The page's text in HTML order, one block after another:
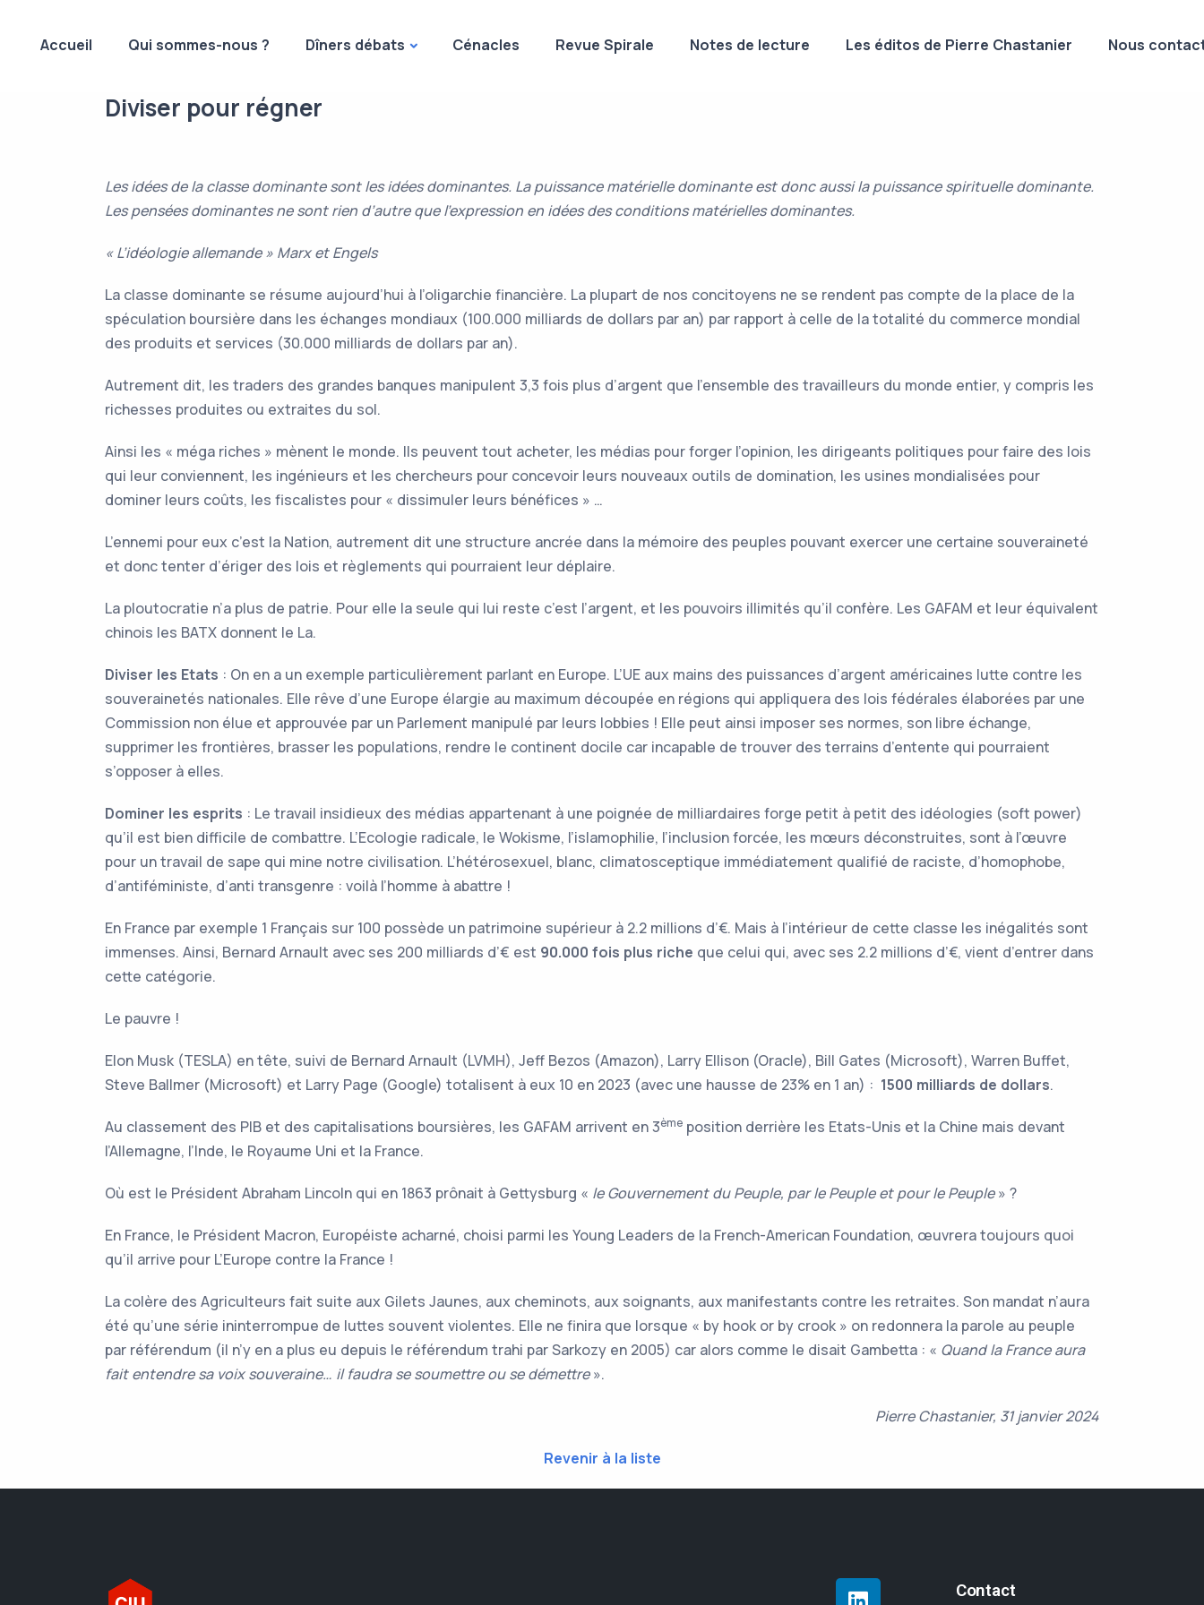
Accueil Qui sommes-nous ? Dîners débats Cénacles Revue Spirale Notes de lecture Les éditos de Pierre Chastanier Nous
Diviser pour régner
Les idées de la classe dominante sont les idées dominantes. La puissance matérielle dominante est donc aussi la puissance spirituelle dominante.
Les pensées dominantes ne sont rien d’autre que l’expression en idées des conditions matérielles dominantes.
« L’idéologie allemande » Marx et Engels
La classe dominante se résume aujourd’hui à l’oligarchie financière. La plupart de nos concitoyens ne se rendent pas compte de la place de la
spéculation boursière dans les échanges mondiaux (100.000 milliards de dollars par an) par rapport à celle de la totalité du commerce mondial
des produits et services (30.000 milliards de dollars par an).
Autrement dit, les traders des grandes banques manipulent 3,3 fois plus d’argent que l’ensemble des travailleurs du monde entier, y compris les
richesses produites ou extraites du sol.
Ainsi les « méga riches » mènent le monde. Ils peuvent tout acheter, les médias pour forger l’opinion, les dirigeants politiques pour faire des lois
qui leur conviennent, les ingénieurs et les chercheurs pour concevoir leurs nouveaux outils de domination, les usines mondialisées pour
dominer leurs coûts, les fiscalistes pour « dissimuler leurs bénéfices » …
L’ennemi pour eux c’est la Nation, autrement dit une structure ancrée dans la mémoire des peuples pouvant exercer une certaine souveraineté
et donc tenter d’ériger des lois et règlements qui pourraient leur déplaire.
La ploutocratie n’a plus de patrie. Pour elle la seule qui lui reste c’est l’argent, et les pouvoirs illimités qu’il confère. Les GAFAM et leur équivalent
chinois les BATX donnent le La.
Diviser les Etats : On en a un exemple particulièrement parlant en Europe. L’UE aux mains des puissances d’argent américaines lutte contre les
souverainetés nationales. Elle rêve d’une Europe élargie au maximum découpée en régions qui appliquera des lois fédérales élaborées par une
Commission non élue et approuvée par un Parlement manipulé par leurs lobbies ! Elle peut ainsi imposer ses normes, son libre échange,
supprimer les frontières, brasser les populations, rendre le continent docile car incapable de trouver des terrains d’entente qui pourraient
s’opposer à elles.
Dominer les esprits : Le travail insidieux des médias appartenant à une poignée de milliardaires forge petit à petit des idéologies (soft power)
qu’il est bien difficile de combattre. L’Ecologie radicale, le Wokisme, l’islamophilie, l’inclusion forcée, les mœurs déconstruites, sont à l’œuvre
pour un travail de sape qui mine notre civilisation. L’hétérosexuel, blanc, climatosceptique immédiatement qualifié de raciste, d’homophobe,
d’antiféministe, d’anti transgenre : voilà l’homme à abattre !
En France par exemple 1 Français sur 100 possède un patrimoine supérieur à 2.2 millions d’€. Mais à l’intérieur de cette classe les inégalités sont
immenses. Ainsi, Bernard Arnault avec ses 200 milliards d’€ est 90.000 fois plus riche que celui qui, avec ses 2.2 millions d’€, vient d’entrer dans
cette catégorie.
Le pauvre !
Elon Musk (TESLA) en tête, suivi de Bernard Arnault (LVMH), Jeff Bezos (Amazon), Larry Ellison (Oracle), Bill Gates (Microsoft), Warren Buffet,
Steve Ballmer (Microsoft) et Larry Page (Google) totalisent à eux 10 en 2023 (avec une hausse de 23% en 1 an) : 1500 milliards de dollars.
Au classement des PIB et des capitalisations boursières, les GAFAM arrivent en 3ème position derrière les Etats-Unis et la Chine mais devant
l’Allemagne, l’Inde, le Royaume Uni et la France.
Où est le Président Abraham Lincoln qui en 1863 prônait à Gettysburg « le Gouvernement du Peuple, par le Peuple et pour le Peuple» ?
En France, le Président Macron, Européiste acharné, choisi parmi les Young Leaders de la French-American Foundation, œuvrera toujours quoi
qu’il arrive pour L’Europe contre la France !
La colère des Agriculteurs fait suite aux Gilets Jaunes, aux cheminots, aux soignants, aux manifestants contre les retraites. Son mandat n’aura
été qu’une série ininterrompue de luttes souvent violentes. Elle ne finira que lorsque « by hook or by crook » on redonnera la parole au peuple
par référendum (il n’y en a plus eu depuis le référendum trahi par Sarkozy en 2005) car alors comme le disait Gambetta : « Quand la France aura
fait entendre sa voix souveraine… il faudra se soumettre ou se démettre».
Pierre Chastanier, 31 janvier 2024
Revenir à la liste
Contact